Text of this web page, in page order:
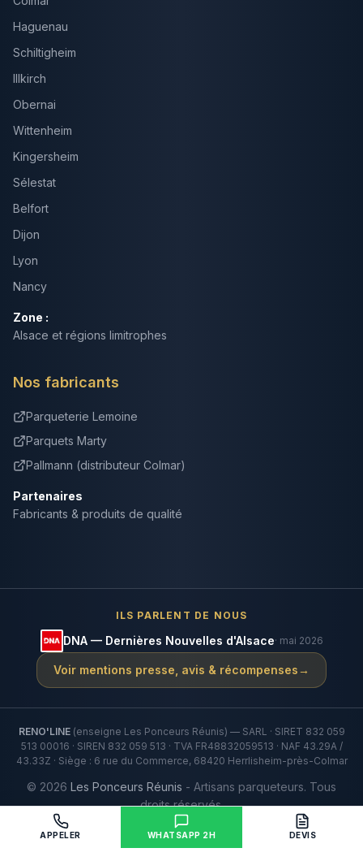
Haguenau
Schiltigheim
Illkirch
Obernai
Wittenheim
Kingersheim
Sélestat
Belfort
Dijon
Lyon
Nancy
Zone :
Alsace et régions limitrophes
Nos fabricants
Parqueterie Lemoine
Parquets Marty
Pallmann (distributeur Colmar)
Partenaires
Fabricants & produits de qualité
ILS PARLENT DE NOUS
DNA — Dernières Nouvelles d'Alsace· mai 2026
Voir mentions presse, avis & récompenses→
RENO'LINE(enseigne Les Ponceurs Réunis) — SARL · SIRET 832 059
513 00016 · SIREN 832 059 513 · TVA FR48832059513 · NAF 43.29A /
43.33Z · Siège : 6 rue du Commerce, 68420 Herrlisheim-près-Colmar
© 2026 Les Ponceurs Réunis - Artisans parqueteurs. Tous
droits réservés.
Mentions légales
Politique de confidentialité
APPELER WHATSAPP 2H DEVIS